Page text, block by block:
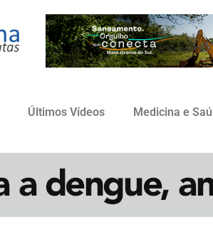
Últimos Vídeos Medicina e